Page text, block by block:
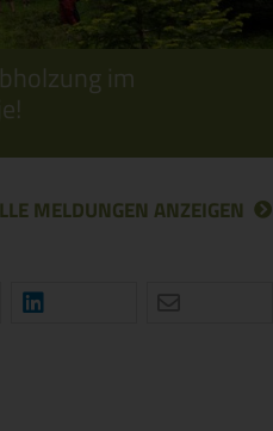
im
MELDUNGEN ANZEIGEN